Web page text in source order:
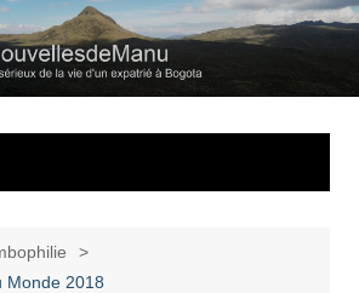
vie d’expatrié à Bogota
Monde 2018